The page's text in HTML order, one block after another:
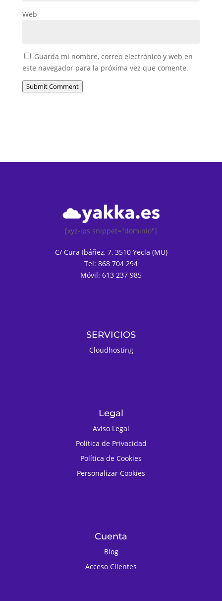
Web
Guarda mi nombre, correo electrónico y web en
este navegador para la próxima vez que comente.
Submit Comment
[xyz-ips snippet="dominio"]
C/ Cura Ibáñez, 7, 3510 Yecla (MU)
Tel: 868 704 294
Móvil: 613 237 985
SERVICIOS
Cloudhosting
Legal
Aviso Legal
Política de Privacidad
Política de Cookies
Personalizar Cookies
Cuenta
Blog
Acceso Clientes